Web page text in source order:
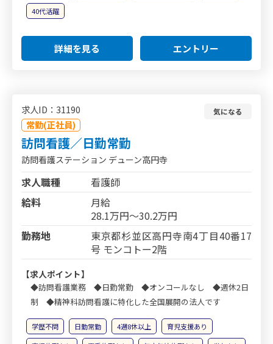
40代活躍
詳細を見る エントリー
求人ID：31190
常勤(正社員)
気になる
訪問看護／日勤常勤
訪問看護ステーション デューン高円寺
求人職種
看護師
給料
月給
28.1万円～30.2万円
勤務地
東京都杉並区高円寺南4丁目40番17
号 モンコトー2階
【求人ポイント】
◆訪問看護業務 ◆日勤常勤 ◆オンコールなし ◆週休2日
制 ◆精神科訪問看護に特化した全国展開の法人です
学歴不問 日勤常勤 4週8休以上
育児支援あり